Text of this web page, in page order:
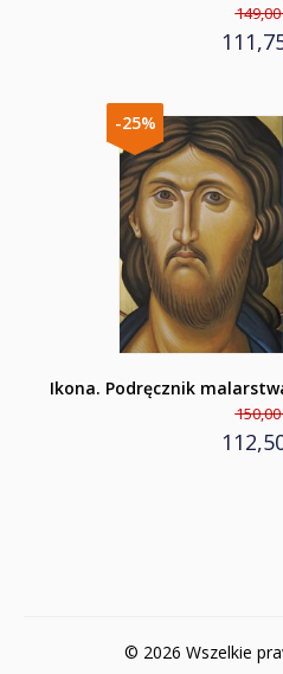
149,00
-25%
Ikona. Podręcznik
150,00
© 2026 Wszelkie